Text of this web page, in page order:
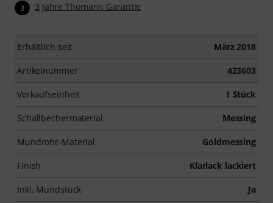
3 3 Jahre Thomann Garantie
Erhältlich seit März 2018
Artikelnummer 423603
Verkaufseinheit 1 Stück
Schallbechermaterial Messing
Mundrohr-Material Goldmessing
Finish Klarlack lackiert
Inkl. Mundstück Ja